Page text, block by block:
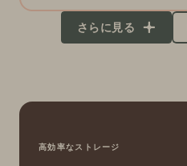
さらに見る
高効率なストレージ